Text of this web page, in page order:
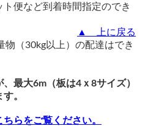
便など到着時間指定のでき
▲ 上に戻る
物（30kg以上）の配達はでき
最大6m（板は4ｘ8サイズ）
。
らをご覧ください。